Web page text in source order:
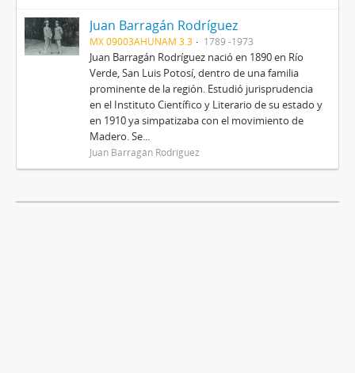
Juan Barragán Rodríguez
MX 09003AHUNAM 3.3 1789 -1973
Juan Barragán Rodríguez nació en 1890 en Río
Verde, San Luis Potosí, dentro de una familia
prominente de la región. Estudió jurisprudencia
en el Instituto Científico y Literario de su estado y
en 1910 ya simpatizaba con el movimiento de
Madero. Se...
Juan Barragán Rodríguez